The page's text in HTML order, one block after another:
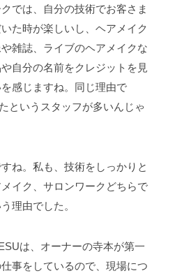
では、自分の技術でお客さま
た時が楽しいし、ヘアメイク
雑誌、ライブのヘアメイクな
自分の名前をクレジットを見
感じますね。同じ理由で
というスタッフが多いんじゃ
ね。私も、技術をしっかりと
イク、サロンワークどちらで
理由でした。
は、オーナーの寺本が第一
事をしているので、現場につ